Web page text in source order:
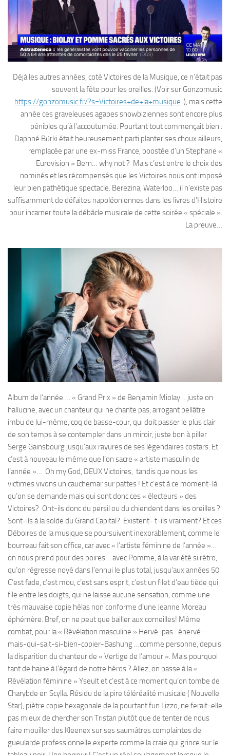
Déjà les autres années, coté Victoires de la Musique, ce n’était pas
souvent la fête pour les oreilles. (Voir sur Gonzomusic
https://gonzomusic.fr/?s=Victoires+de+la+musique ), mais cette
année ces graveleuses agapes showbiziennes sont encore plus
pénibles qu’à l’accoutumée. Pourtant tout commençait bien :
Daphné Bürki était heureusement parti planter ses choux ailleurs,
remplacée par une ex-miss France, boostée d’un Stephane «
Eurovision » Bern… why not ? Mais c’est entre le choix des
nominés et les récompensés que les Victoires nous ont imposé
leur bien pathétique spectacle. Berezina, Waterloo… il n’existe pas
suffisamment de défaites napoléoniennes dans les livres d’Histoire
pour incarner toute la débâcle musicale de cette soirée « spéciale ».
La preuve…
Album de l’année…. « Grand Prix » de Benjamin Miolay… juste on
hallucine, avec un chanteur qui ne chante pas, arrogant bellâtre
imbu de lui-même, coq de basse-cour, qui doit passer le plus clair
de son temps à se contempler dans un miroir, juste bon à piller
Serge Gainsbourg jusqu’aux rayures de ses légendaires costars. Et
c’est à nouveau le même que l’on sacre « artiste masculin de
l’année »… Oh my God, DEUX Victoires, tandis que nous les
victimes vivons un cauchemar sur pattes ! Et c’est à ce moment-là
qu’on se demande mais qui sont donc ces « électeurs » des
Victoires? Ont-ils donc du persil ou du chiendent dans les oreilles ?
Sont-ils à la solde du Grand Capital? Existent- t-ils vraiment? Et ces
Déboires de la musique se poursuivent inexorablement, comme le
bourreau fait son office, car avec « l’artiste féminine de l’année »…
on nous prend pour des poires… avec Pomme, à la variété si rétro,
qu’on régresse noyé dans l’ennui le plus total, jusqu’aux années 50.
C’est fade, c’est mou, c’est sans esprit, c’est un filet d’eau tiède qui
file entre les doigts, qui ne laisse aucune sensation, comme une
très mauvaise copie hélas non conforme d’une Jeanne Moreau
éphémère. Bref, on ne peut que bailler aux corneilles! Même
combat, pour la « Révélation masculine » Hervé-pas- énervé-
mais-qui-sait-si-bien-copier-Bashung …comme personne, depuis
la disparition du chanteur de « Vertige de l’amour ». Mais pourquoi
tant de haine à l’égard de notre héros ? Allez, on passe à la «
Révélation féminine » Yseult et c’est à ce moment qu’on tombe de
Charybde en Scylla. Résidu de la pire téléréalité musicale ( Nouvelle
Star), piètre copie hexagonale de la pourtant fun Lizzo, ne ferait-elle
pas mieux de chercher son Tristan plutôt que de tenter de nous
faire mouiller des Kleenex sur ses saumâtres complaintes de
gueularde professionnelle experte comme la craie qui grince sur le